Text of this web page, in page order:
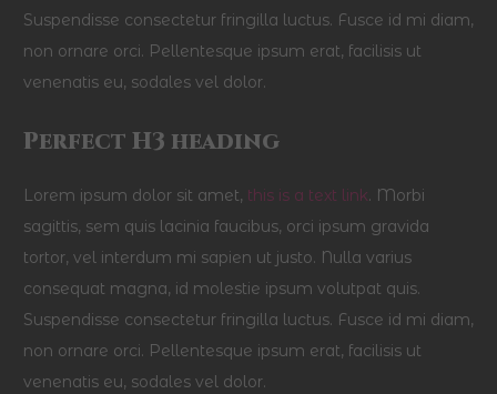
Suspendisse consectetur fringilla luctus. Fusce id mi diam,
non ornare orci. Pellentesque ipsum erat, facilisis ut
venenatis eu, sodales vel dolor.
Perfect H3 heading
Lorem ipsum dolor sit amet, this is a text link. Morbi
sagittis, sem quis lacinia faucibus, orci ipsum gravida
tortor, vel interdum mi sapien ut justo. Nulla varius
consequat magna, id molestie ipsum volutpat quis.
Suspendisse consectetur fringilla luctus. Fusce id mi diam,
non ornare orci. Pellentesque ipsum erat, facilisis ut
venenatis eu, sodales vel dolor.